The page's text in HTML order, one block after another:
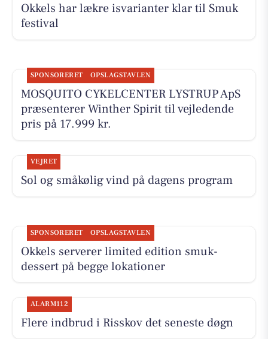
Okkels har lækre isvarianter klar til Smuk
festival
SPONSORERET OPSLAGSTAVLEN
MOSQUITO CYKELCENTER LYSTRUP ApS
præsenterer Winther Spirit til vejledende
pris på 17.999 kr.
VEJRET
Sol og småkølig vind på dagens program
SPONSORERET OPSLAGSTAVLEN
Okkels serverer limited edition smuk-
dessert på begge lokationer
ALARM112
Flere indbrud i Risskov det seneste døgn